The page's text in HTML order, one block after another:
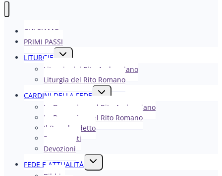
CHI SIAMO
PRIMI PASSI
LITURGIE
Alterna
figlio
Liturgia del Rito Ambrosiano
Liturgia del Rito Romano
CARDINI DELLA FEDE
Alterna
figlio
La Domenica nel R​​​​​​ito Ambrosiano
La Domenica nel Rito Romano
Il Papa ha detto
Sacramenti
Devozioni
FEDE E ATTUALITÀ
Alterna
menu